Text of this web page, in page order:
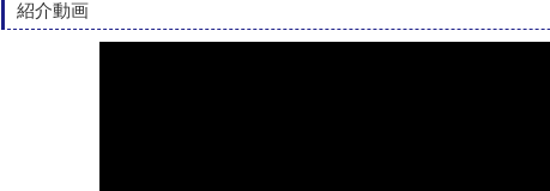
紹介動画